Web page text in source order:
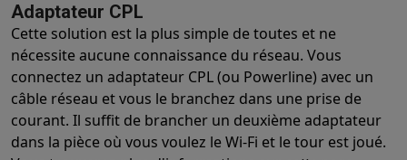
Adaptateur CPL
Cette solution est la plus simple de toutes et ne
nécessite aucune connaissance du réseau. Vous
connectez un adaptateur CPL (ou Powerline) avec un
câble réseau et vous le branchez dans une prise de
courant. Il suffit de brancher un deuxième adaptateur
dans la pièce où vous voulez le Wi-Fi et le tour est joué.